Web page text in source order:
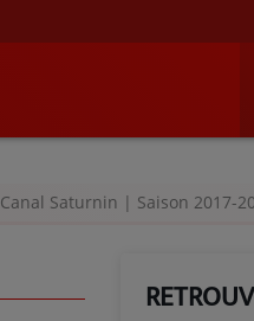
Canal Saturnin | Saison 2017-